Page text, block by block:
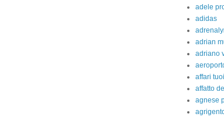
adele
adidas
adrian
adriano
affari tuoi
affatto
agnese